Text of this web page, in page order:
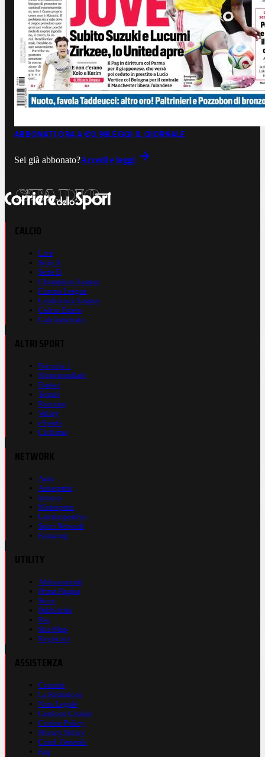
ABBONATI ORA A €0,99LEGGI IL GIORNALE
Sei già abbonato?Accedi e leggi
Live
Serie A
Serie B
Champions League
Europa League
Conference League
Calcio Estero
Calciomercato
Formula 1
Motomondiale
Basket
Tennis
Running
Volley
eSports
Ciclismo
Auto
Autosprint
Inmoto
Motosprint
Guerinsportivo
Sport Network
Fantacup
Abbonamenti
Prima Pagina
Store
Pubblicità
Rss
Site Map
Registrati
Contatti
La Redazione
Nota Legale
Gestione Cookie
Cookie Policy
Privacy Policy
Cond. Generali
Faq